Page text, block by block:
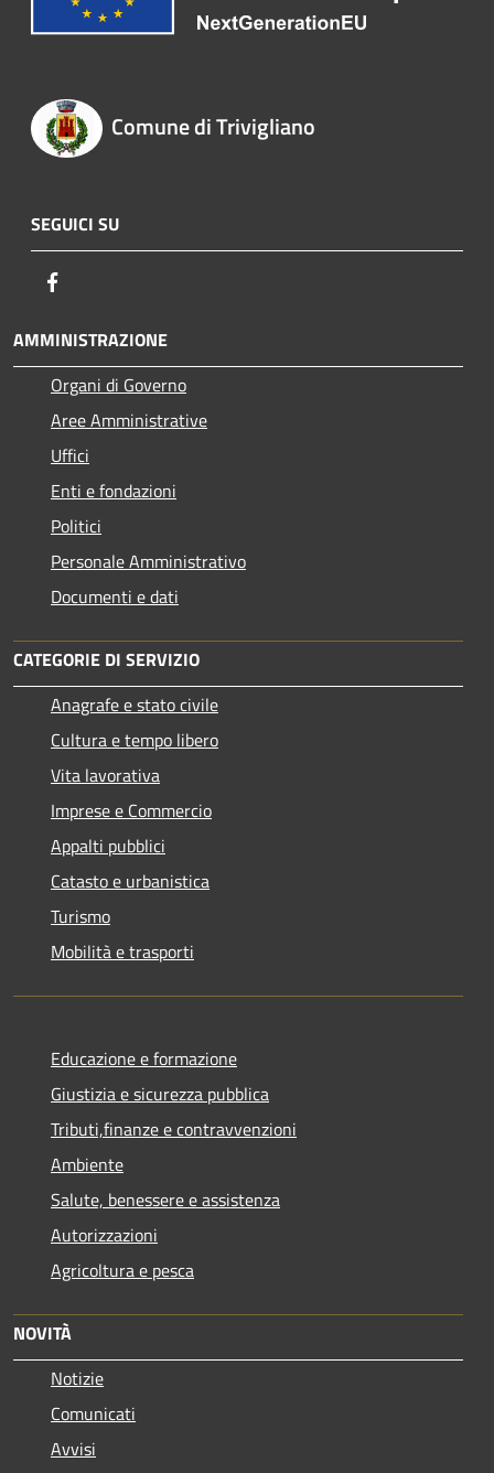
Comune di Trivigliano
SEGUICI SU
AMMINISTRAZIONE
Organi di Governo
Aree Amministrative
Uffici
Enti e fondazioni
Politici
Personale Amministrativo
Documenti e dati
CATEGORIE DI SERVIZIO
Anagrafe e stato civile
Cultura e tempo libero
Vita lavorativa
Imprese e Commercio
Appalti pubblici
Catasto e urbanistica
Turismo
Mobilità e trasporti
Educazione e formazione
Giustizia e sicurezza pubblica
Tributi,finanze e contravvenzioni
Ambiente
Salute, benessere e assistenza
Autorizzazioni
Agricoltura e pesca
NOVITÀ
Notizie
Comunicati
Avvisi